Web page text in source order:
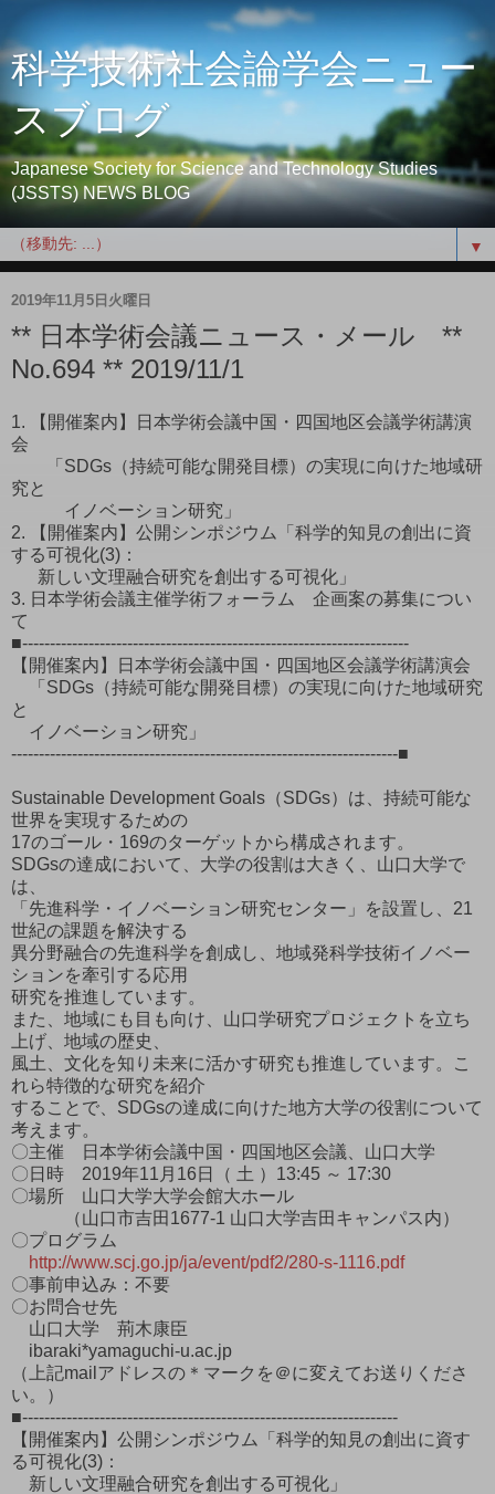
科学技術社会論学会ニュー
スブログ
Japanese Society for Science and Technology Studies
(JSSTS) NEWS BLOG
▼
2019年11月5日火曜日
** 日本学術会議ニュース・メール **
No.694 ** 2019/11/1
1. 【開催案内】日本学術会議中国・四国地区会議学術講演
会
「SDGs（持続可能な開発目標）の実現に向けた地域研
究と
イノベーション研究」
2. 【開催案内】公開シンポジウム「科学的知見の創出に資
する可視化(3)：
新しい文理融合研究を創出する可視化」
3. 日本学術会議主催学術フォーラム 企画案の募集につい
て
■----------------------------------------------------------------------
【開催案内】日本学術会議中国・四国地区会議学術講演会
「SDGs（持続可能な開発目標）の実現に向けた地域研究
と
イノベーション研究」
----------------------------------------------------------------------■
Sustainable Development Goals（SDGs）は、持続可能な
世界を実現するための
17のゴール・169のターゲットから構成されます。
SDGsの達成において、大学の役割は大きく、山口大学で
は、
「先進科学・イノベーション研究センター」を設置し、21
世紀の課題を解決する
異分野融合の先進科学を創成し、地域発科学技術イノベー
ションを牽引する応用
研究を推進しています。
また、地域にも目も向け、山口学研究プロジェクトを立ち
上げ、地域の歴史、
風土、文化を知り未来に活かす研究も推進しています。こ
れら特徴的な研究を紹介
することで、SDGsの達成に向けた地方大学の役割について
考えます。
〇主催 日本学術会議中国・四国地区会議、山口大学
〇日時 2019年11月16日（ 土 ）13:45 ～ 17:30
〇場所 山口大学大学会館大ホール
（山口市吉田1677-1 山口大学吉田キャンパス内）
〇プログラム
http://www.scj.go.jp/ja/event/pdf2/280-s-1116.pdf
〇事前申込み：不要
〇お問合せ先
山口大学 荊木康臣
ibaraki*yamaguchi-u.ac.jp
（上記mailアドレスの＊マークを＠に変えてお送りくださ
い。）
■--------------------------------------------------------------------
【開催案内】公開シンポジウム「科学的知見の創出に資す
る可視化(3)：
新しい文理融合研究を創出する可視化」